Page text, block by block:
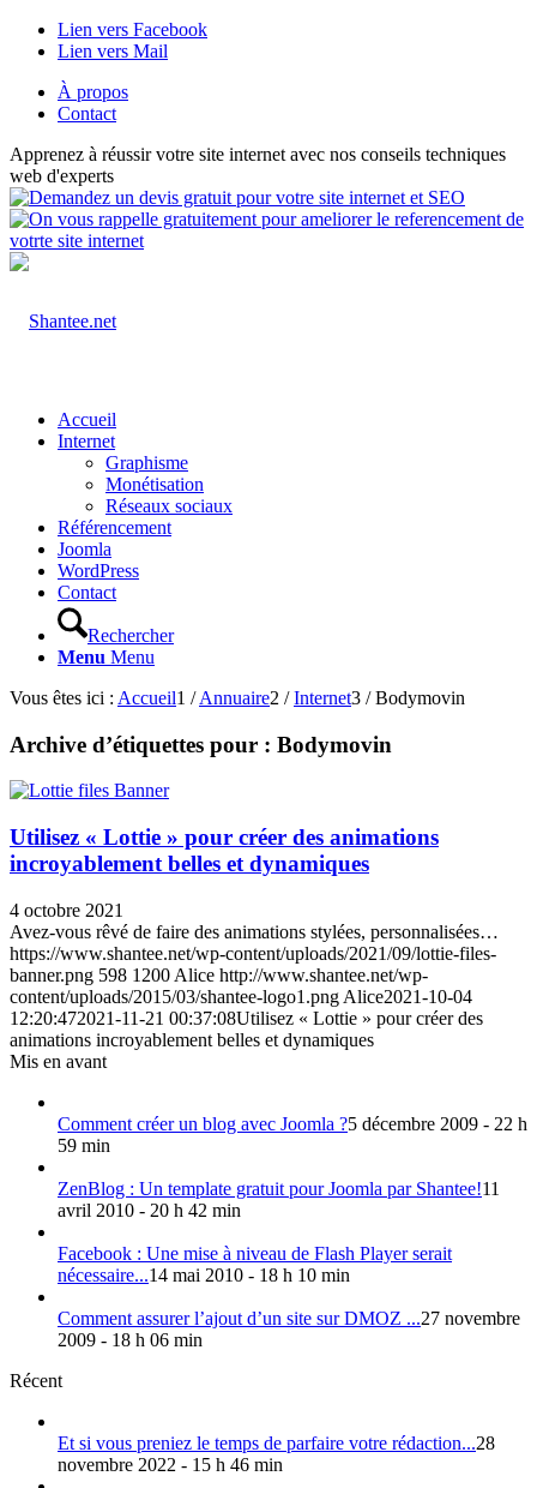
Lien vers Facebook
Lien vers Mail
À propos
Contact
Apprenez à réussir votre site internet avec nos conseils techniques
web d'experts
Accueil
Internet
Graphisme
Monétisation
Réseaux sociaux
Référencement
Joomla
WordPress
Contact
Rechercher
Menu Menu
Vous êtes ici : Accueil1 / Annuaire2 / Internet3 / Bodymovin
Archive d’étiquettes pour : Bodymovin
Utilisez « Lottie » pour créer des animations
incroyablement belles et dynamiques
4 octobre 2021
Avez-vous rêvé de faire des animations stylées, personnalisées…
https://www.shantee.net/wp-content/uploads/2021/09/lottie-files-
banner.png 598 1200 Alice http://www.shantee.net/wp-
content/uploads/2015/03/shantee-logo1.png Alice2021-10-04
12:20:472021-11-21 00:37:08Utilisez « Lottie » pour créer des
animations incroyablement belles et dynamiques
Mis en avant
Comment créer un blog avec Joomla ?5 décembre 2009 - 22 h
59 min
ZenBlog : Un template gratuit pour Joomla par Shantee!11
avril 2010 - 20 h 42 min
Facebook : Une mise à niveau de Flash Player serait
nécessaire...14 mai 2010 - 18 h 10 min
Comment assurer l’ajout d’un site sur DMOZ ...27 novembre
2009 - 18 h 06 min
Récent
Et si vous preniez le temps de parfaire votre rédaction...28
novembre 2022 - 15 h 46 min